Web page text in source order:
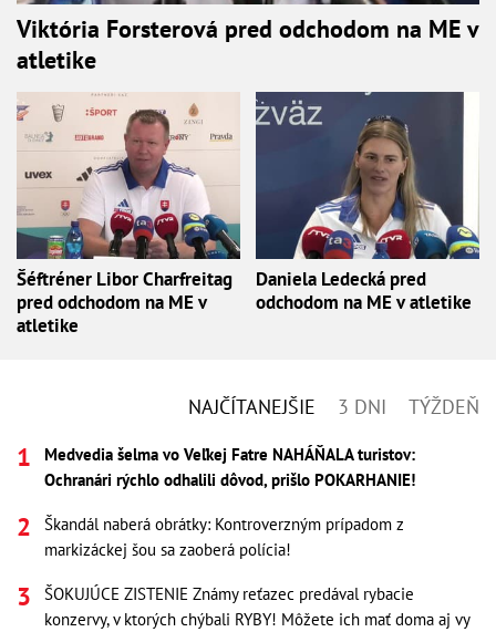
Viktória Forsterová pred odchodom na ME v
atletike
Šéftréner Libor Charfreitag
pred odchodom na ME v
atletike
Daniela Ledecká pred
odchodom na ME v atletike
NAJČÍTANEJŠIE 3 DNI TÝŽDEŇ
Medvedia šelma vo Veľkej Fatre NAHÁŇALA turistov:
Ochranári rýchlo odhalili dôvod, prišlo POKARHANIE!
Škandál naberá obrátky: Kontroverzným prípadom z
markizáckej šou sa zaoberá polícia!
ŠOKUJÚCE ZISTENIE Známy reťazec predával rybacie
konzervy, v ktorých chýbali RYBY! Môžete ich mať doma aj vy